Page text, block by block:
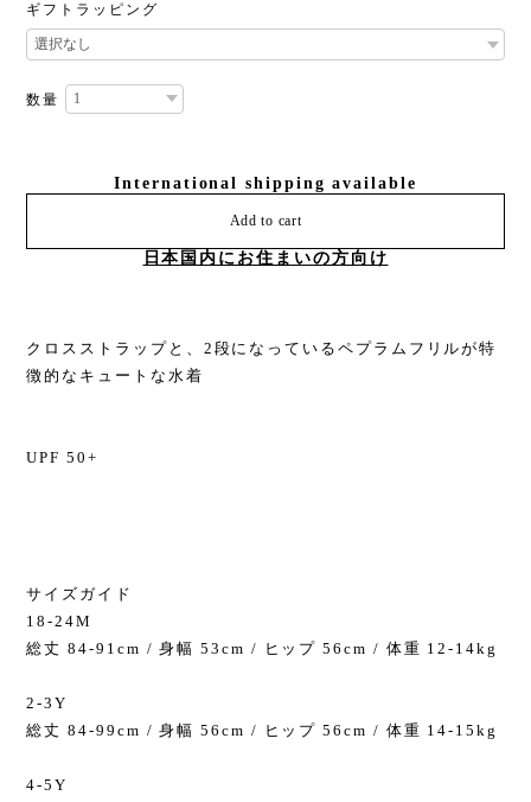
ギフトラッピング
数量
International shipping available
Add to cart
日本国内にお住まいの方向け
クロスストラップと、2段になっているペプラムフリルが特
徴的なキュートな水着
UPF 50+
サイズガイド
18-24M
総丈 84-91cm / 身幅 53cm / ヒップ 56cm / 体重 12-14kg
2-3Y
総丈 84-99cm / 身幅 56cm / ヒップ 56cm / 体重 14-15kg
4-5Y